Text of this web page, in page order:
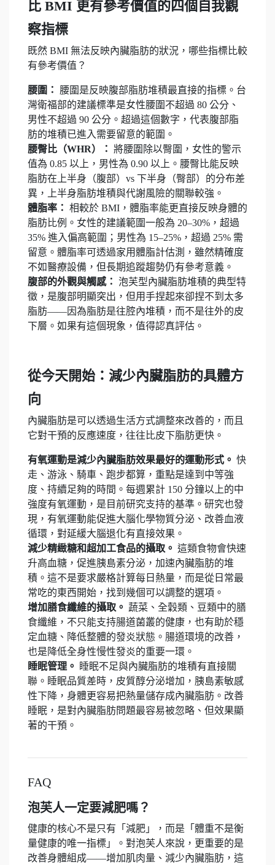
比 BMI 更有參考價值的四個自我觀
察指標
既然 BMI 無法反映內臟脂肪的狀況，哪些指標比較
有參考價值？
腰圍：
腰圍是反映腹部脂肪堆積最直接的指標。台
灣衛福部的建議標準是女性腰圍不超過 80 公分、
男性不超過 90 公分。超過這個數字，代表腹部脂
肪的堆積已進入需要留意的範圍。
腰臀比（WHR）： 將腰圍除以臀圍，女性的警示
值為 0.85 以上，男性為 0.90 以上。腰臀比能反映
脂肪在上半身（腹部）vs 下半身（臀部）的分布差
異，上半身脂肪堆積與代謝風險的關聯較強。
體脂率： 相較於 BMI，體脂率能更直接反映身體的
脂肪比例。女性的建議範圍一般為 20–30%，超過
35% 進入偏高範圍；男性為 15–25%，超過 25% 需
留意。體脂率可透過家用體脂計估測，雖然精確度
不如醫療設備，但長期追蹤趨勢仍有參考意義。
腹部的外觀與觸感： 泡芙型內臟脂肪堆積的典型特
徵，是腹部明顯突出，但用手捏起來卻捏不到太多
脂肪——因為脂肪是往腔內堆積，而不是往外的皮
下層。如果有這個現象，值得認真評估。
從今天開始：減少內臟脂肪的具體方
向
內臟脂肪是可以透過生活方式調整來改善的，而且
它對干預的反應速度，往往比皮下脂肪更快。
有氧運動是減少內臟脂肪效果最好的運動形式。 快
走、游泳、騎車、跑步都算，重點是達到中等強
度、持續足夠的時間。每週累計 150 分鐘以上的中
強度有氧運動，是目前研究支持的基準。研究也發
現，有氧運動能促進大腦化學物質分泌、改善血液
循環，對延緩大腦退化有直接效果。
減少精緻糖和超加工食品的攝取。 這類食物會快速
升高血糖，促進胰島素分泌，加速內臟脂肪的堆
積。這不是要求嚴格計算每日熱量，而是從日常最
常吃的東西開始，找到幾個可以調整的選項。
增加膳食纖維的攝取。 蔬菜、全穀類、豆類中的膳
食纖維，不只能支持腸道菌叢的健康，也有助於穩
定血糖、降低整體的發炎狀態。腸道環境的改善，
也是降低全身性慢性發炎的重要一環。
睡眠管理。
睡眠不足與內臟脂肪的堆積有直接關
聯。睡眠品質差時，皮質醇分泌增加，胰島素敏感
性下降，身體更容易把熱量儲存成內臟脂肪。改善
睡眠，是對內臟脂肪問題最容易被忽略、但效果顯
著的干預。
FAQ
泡芙人一定要減肥嗎？
健康的核心不是只有「減肥」，而是「體重不是衡
量健康的唯一指標」。對泡芙人來說，更重要的是
改善身體組成——增加肌肉量、減少內臟脂肪，這